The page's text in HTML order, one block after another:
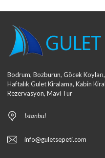
Bodrum, Bozburun, Göcek
Haftalık Gulet Kiralama, Kabin
Rezervasyon, Mavi Tur
Istanbul
info@guletsepeti.com